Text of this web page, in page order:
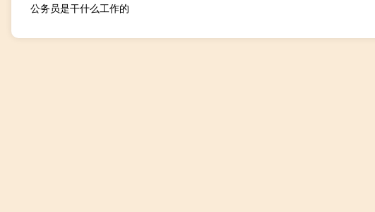
公务员是干什么工作的